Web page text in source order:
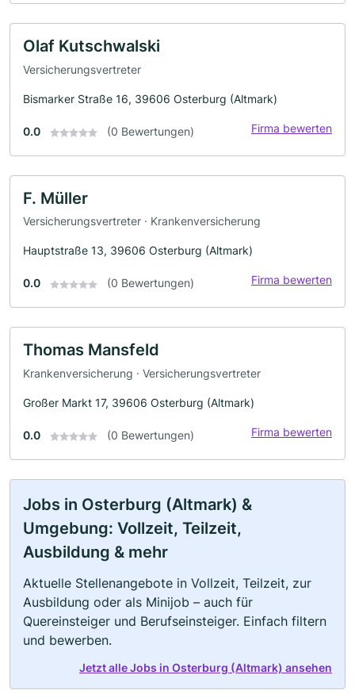
Olaf Kutschwalski
Versicherungsvertreter
Bismarker Straße 16, 39606 Osterburg (Altmark)
0.0 (0 Bewertungen) Firma bewerten
F. Müller
Versicherungsvertreter · Krankenversicherung
Hauptstraße 13, 39606 Osterburg (Altmark)
0.0 (0 Bewertungen) Firma bewerten
Thomas Mansfeld
Krankenversicherung · Versicherungsvertreter
Großer Markt 17, 39606 Osterburg (Altmark)
0.0 (0 Bewertungen) Firma bewerten
Jobs in Osterburg (Altmark) &
Umgebung: Vollzeit, Teilzeit,
Ausbildung & mehr
Aktuelle Stellenangebote in Vollzeit, Teilzeit, zur
Ausbildung oder als Minijob – auch für
Quereinsteiger und Berufseinsteiger. Einfach filtern
und bewerben.
Jetzt alle Jobs in Osterburg (Altmark) ansehen